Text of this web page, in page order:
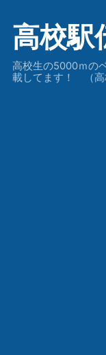
高校駅
高校生の5000ｍの
載してます！ （高